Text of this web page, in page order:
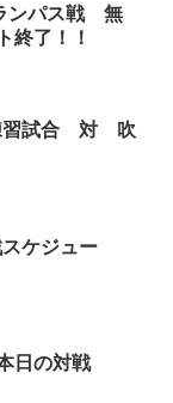
ンパス戦 無
終了！！
習試合 対 吹
ケジュー
日の対戦